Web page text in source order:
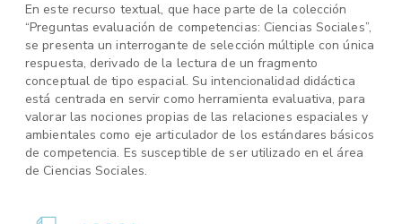
En este recurso textual, que hace parte de la colección
“Preguntas evaluación de competencias: Ciencias Sociales”,
se presenta un interrogante de selección múltiple con única
respuesta, derivado de la lectura de un fragmento
conceptual de tipo espacial. Su intencionalidad didáctica
está centrada en servir como herramienta evaluativa, para
valorar las nociones propias de las relaciones espaciales y
ambientales como eje articulador de los estándares básicos
de competencia. Es susceptible de ser utilizado en el área
de Ciencias Sociales.